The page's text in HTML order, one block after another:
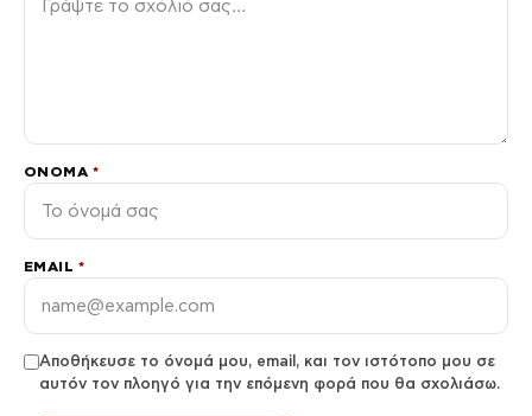
ΌΝΟΜΑ *
EMAIL *
Αποθήκευσε το όνομά μου, email, και τον ιστότοπο μου σε
αυτόν τον πλοηγό για την επόμενη φορά που θα σχολιάσω.